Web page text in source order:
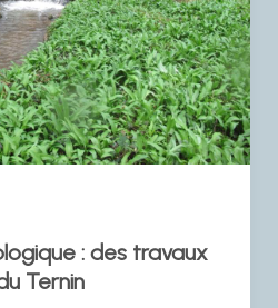
: des travaux
Ternin